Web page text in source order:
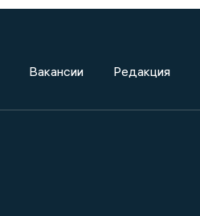
Вакансии Редакция